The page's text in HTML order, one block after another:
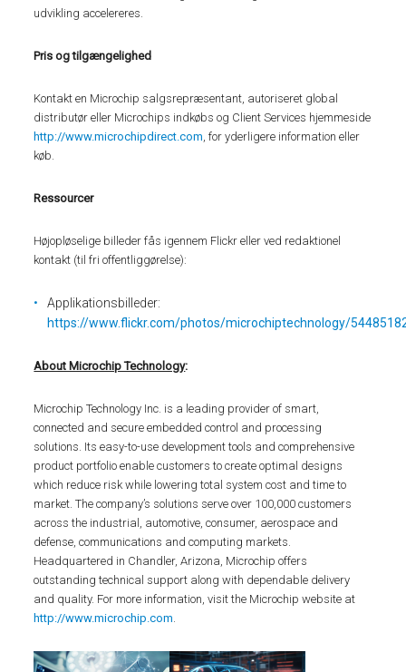
udvikling accelereres.
Pris og tilgængelighed
Kontakt en Microchip salgsrepræsentant, autoriseret global
distributør eller Microchips indkøbs og Client Services hjemmeside
http://www.microchipdirect.com, for yderligere information eller
køb.
Ressourcer
Højopløselige billeder fås igennem Flickr eller ved redaktionel
kontakt (til fri offentliggørelse):
Applikationsbilleder:
https://www.flickr.com/photos/microchiptechnology/
About Microchip Technology:
Microchip Technology Inc. is a leading provider of smart,
connected and secure embedded control and processing
solutions. Its easy-to-use development tools and comprehensive
product portfolio enable customers to create optimal designs
which reduce risk while lowering total system cost and time to
market. The company’s solutions serve over 100,000 customers
across the industrial, automotive, consumer, aerospace and
defense, communications and computing markets.
Headquartered in Chandler, Arizona, Microchip offers
outstanding technical support along with dependable delivery
and quality. For more information, visit the Microchip website at
http://www.microchip.com.